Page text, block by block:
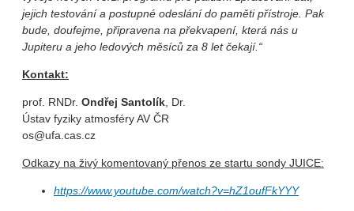
jejich testování a postupné odeslání do paměti přístroje. Pak
bude, doufejme, připravena na překvapení, která nás u
Jupiteru a jeho ledových měsíců za 8 let čekají.“
Kontakt:
prof. RNDr. Ondřej Santolík, Dr.
Ústav fyziky atmosféry AV ČR
os@ufa.cas.cz
Odkazy na živý komentovaný přenos ze startu sondy JUICE:
https://www.youtube.com/watch?v=hZ1oufFkYYY